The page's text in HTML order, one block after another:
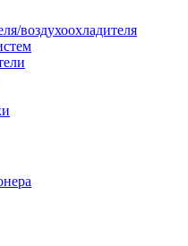
воздухоохладителя